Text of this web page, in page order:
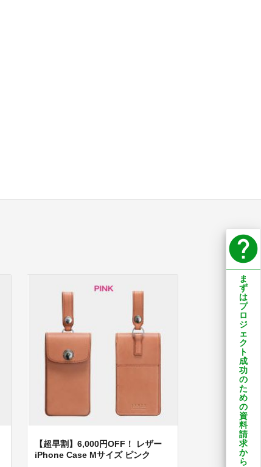
【超早割】6,000円OFF！ レザー
iPhone Case Mサイズ ピンク
help
ま
ず
は
プ
ロ
ジ
ェ
ク
ト
成
功
の
た
め
の
資
料
請
求
か
ら